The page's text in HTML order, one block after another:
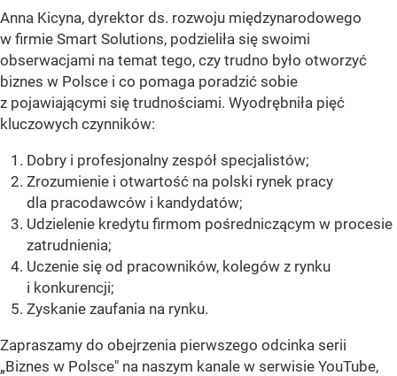
Anna Kicyna, dyrektor ds. rozwoju międzynarodowego
w firmie Smart Solutions, podzieliła się swoimi
obserwacjami na temat tego, czy trudno było otworzyć
biznes w Polsce i co pomaga poradzić sobie
z pojawiającymi się trudnościami. Wyodrębniła pięć
kluczowych czynników:
Dobry i profesjonalny zespół specjalistów;
Zrozumienie i otwartość na polski rynek pracy
dla pracodawców i kandydatów;
Udzielenie kredytu firmom pośredniczącym w procesie
zatrudnienia;
Uczenie się od pracowników, kolegów z rynku
i konkurencji;
Zyskanie zaufania na rynku.
Zapraszamy do obejrzenia pierwszego odcinka serii
„Biznes w Polsce" na naszym kanale w serwisie YouTube,